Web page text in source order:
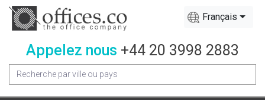
Français
Appelez nous +44 20 3998 2883